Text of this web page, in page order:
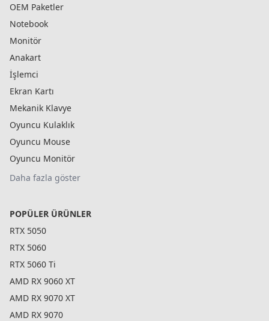
OEM Paketler
Notebook
Monitör
Anakart
İşlemci
Ekran Kartı
Mekanik Klavye
Oyuncu Kulaklık
Oyuncu Mouse
Oyuncu Monitör
Daha fazla göster
POPÜLER ÜRÜNLER
RTX 5050
RTX 5060
RTX 5060 Ti
AMD RX 9060 XT
AMD RX 9070 XT
AMD RX 9070